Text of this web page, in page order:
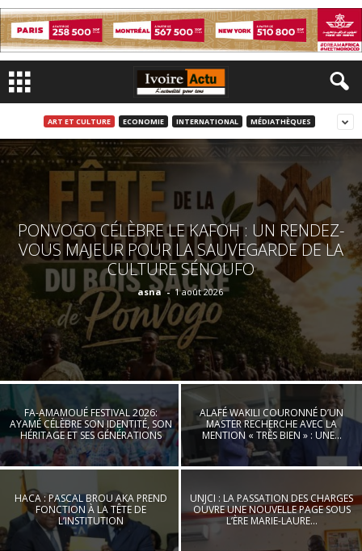
ART ET CULTURE ECONOMIE INTERNATIONAL MÉDIATHÈQUES
PONVOGO CÉLÈBRE LE KAFOH : UN RENDEZ-
VOUS MAJEUR POUR LA SAUVEGARDE DE LA
CULTURE SÉNOUFO
asna - 1 août 2026
FA-AMAMOUÉ FESTIVAL 2026:
AYAMÉ CÉLÈBRE SON IDENTITÉ, SON
HÉRITAGE ET SES GÉNÉRATIONS
ALAFÉ WAKILI COURONNÉ D’UN
MASTER RECHERCHE AVEC LA
MENTION « TRÈS BIEN » : UNE...
HACA : PASCAL BROU AKA PREND
FONCTION À LA TÊTE DE
L’INSTITUTION
UNJCI : LA PASSATION DES CHARGES
OUVRE UNE NOUVELLE PAGE SOUS
L’ÈRE MARIE-LAURE...